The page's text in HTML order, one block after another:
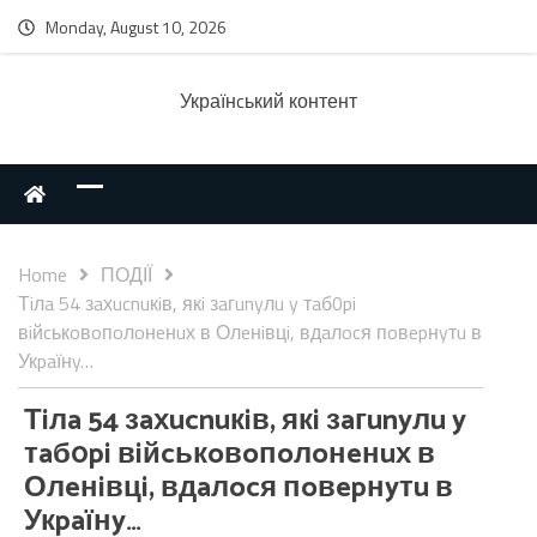
Monday, August 10, 2026
Українcький контент
Home
ПОДІЇ
Тiлa 54 зaхucnuкiв, якi зaгunyлu y тaб0pi
вiйcькoвoпoлoнeнuх в Олeнiвцi, вдaлocя пoвepнyтu в
Укpaїнy…
Тiлa 54 зaхucnuкiв, якi зaгunyлu y
тaб0pi вiйcькoвoпoлoнeнuх в
Олeнiвцi, вдaлocя пoвepнyтu в
Укpaїнy…